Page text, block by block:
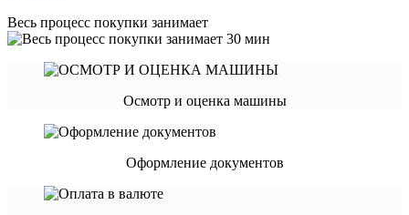
Весь процесс покупки занимает
Осмотр и оценка машины
Оформление документов